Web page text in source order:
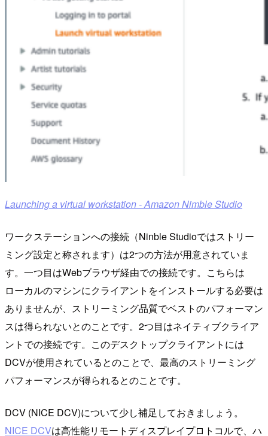
Launching a virtual workstation - Amazon Nimble Studio
ワークステーションへの接続（Ninble Studioではストリー
ミング設定と称されます）は2つの方法が用意されていま
す。一つ目はWebブラウザ経由での接続です。こちらは
ローカルのマシンにクライアントをインストールする必要は
ありませんが、ストリーミング品質でベストのパフォーマン
スは得られないとのことです。2つ目はネイティブクライア
ントでの接続です。このデスクトップクライアントには
DCVが使用されているとのことで、最高のストリーミング
パフォーマンスが得られるとのことです。
DCV (NICE DCV)について少し補足しておきましょう。
NICE DCVは高性能リモートディスプレイプロトコルで、ハ